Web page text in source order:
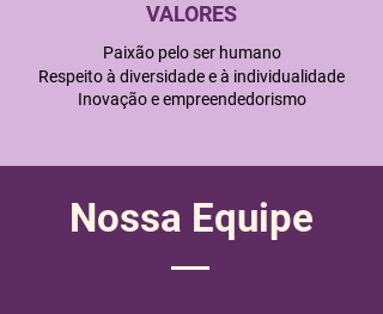
VALORES
Paixão pelo ser humano
Respeito à diversidade e à individualidade
Inovação e empreendedorismo
Nossa Equipe